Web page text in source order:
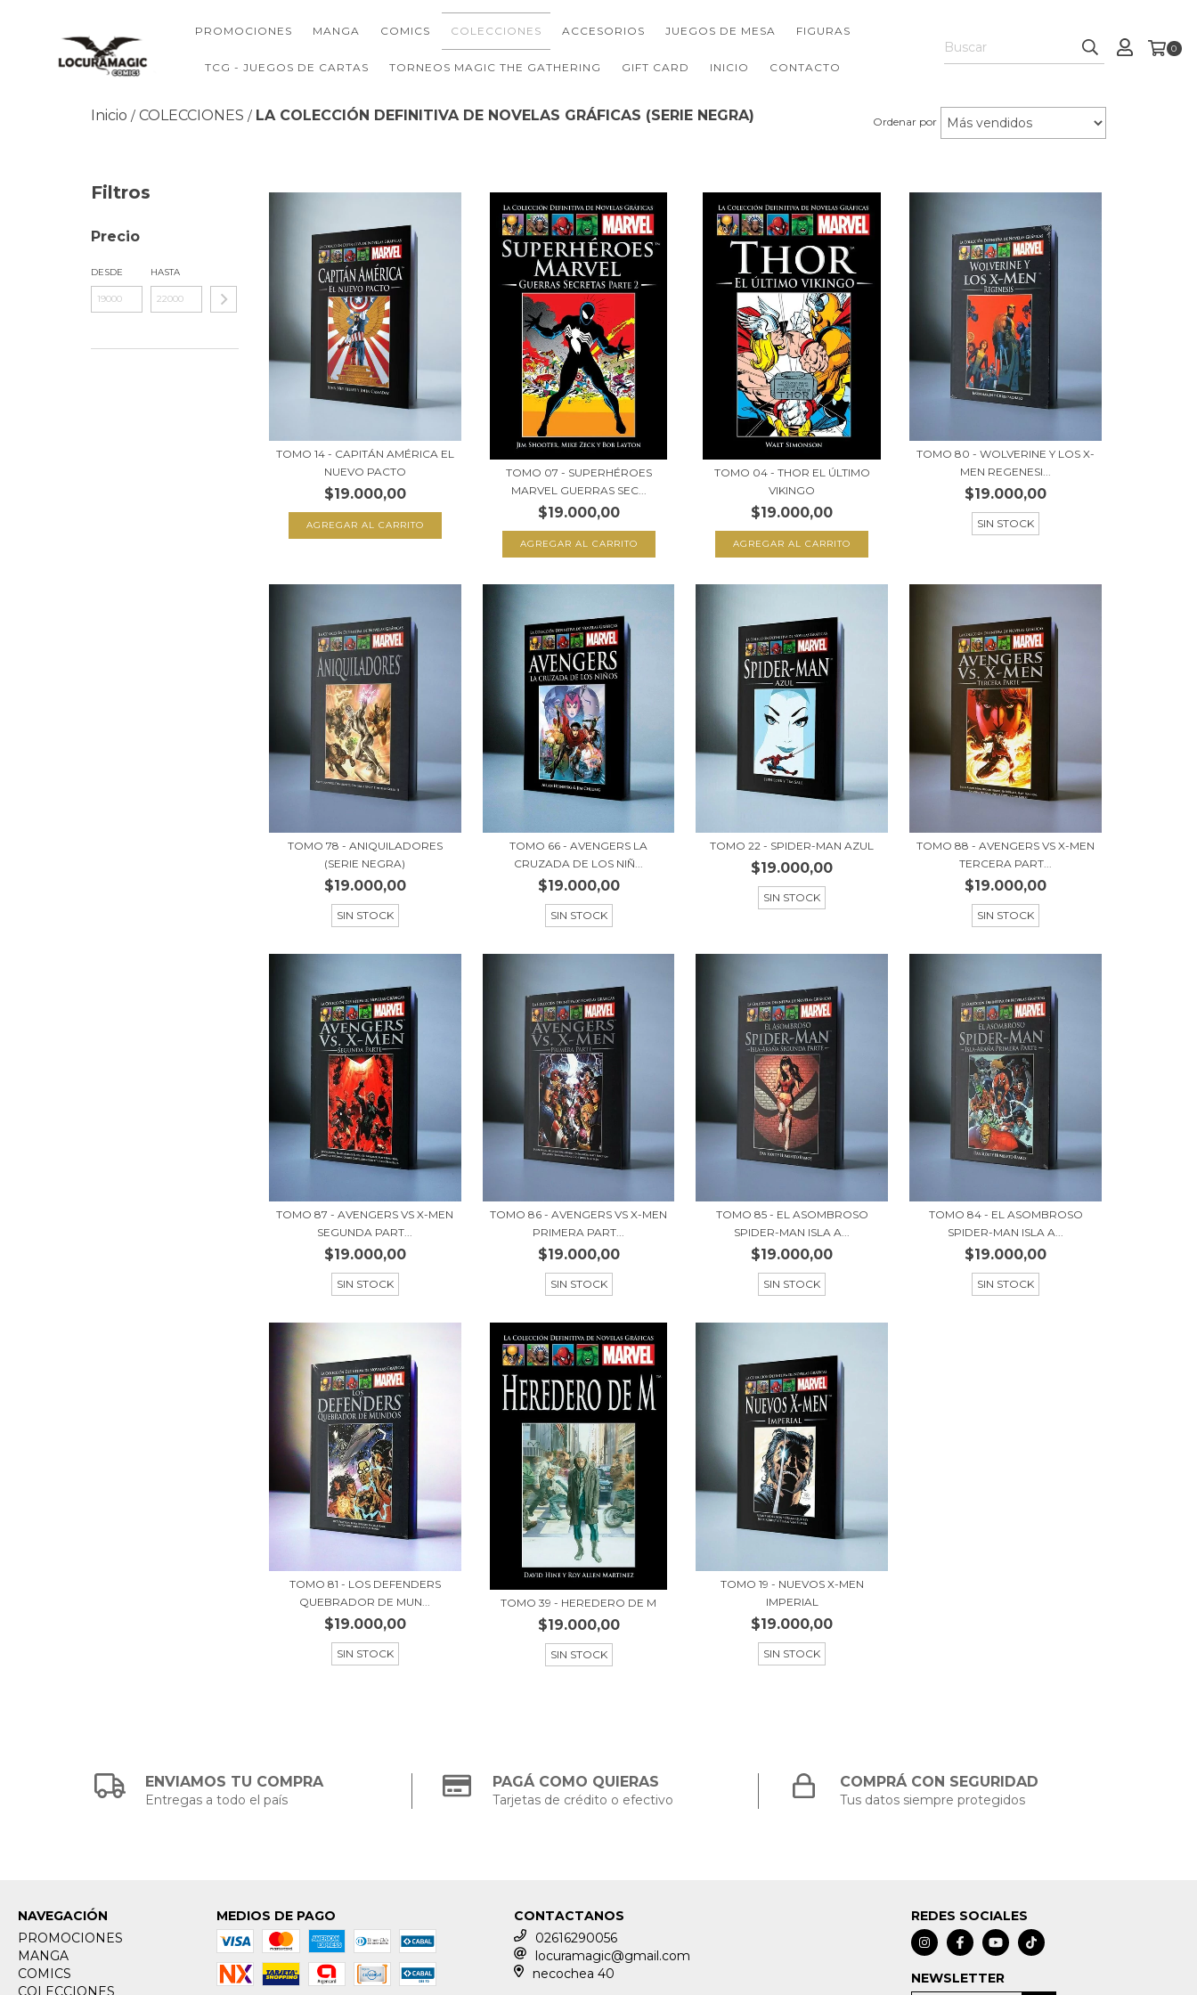
PROMOCIONES MANGA COMICS COLECCIONES ACCESORIOS JUEGOS DE MESA FIGURAS
TCG - JUEGOS DE CARTAS TORNEOS MAGIC THE GATHERING GIFT CARD INICIO CONTACTO
0
Inicio / COLECCIONES / LA COLECCIÓN DEFINITIVA DE NOVELAS GRÁFICAS (SERIE NEGRA) Ordenar por
Filtros
Precio
DESDE HASTA
TOMO 14 - CAPITÁN AMÉRICA EL
NUEVO PACTO
$19.000,00
TOMO 07 - SUPERHÉROES
MARVEL GUERRAS SEC...
$19.000,00
TOMO 04 - THOR EL ÚLTIMO
VIKINGO
$19.000,00
TOMO 80 - WOLVERINE Y LOS X-
MEN REGENESI...
$19.000,00
SIN STOCK
TOMO 78 - ANIQUILADORES
(SERIE NEGRA)
$19.000,00
SIN STOCK
TOMO 66 - AVENGERS LA
CRUZADA DE LOS NIÑ...
$19.000,00
SIN STOCK
TOMO 22 - SPIDER-MAN AZUL
$19.000,00
SIN STOCK
TOMO 88 - AVENGERS VS X-MEN
TERCERA PART...
$19.000,00
SIN STOCK
TOMO 87 - AVENGERS VS X-MEN
SEGUNDA PART...
$19.000,00
SIN STOCK
TOMO 86 - AVENGERS VS X-MEN
PRIMERA PART...
$19.000,00
SIN STOCK
TOMO 85 - EL ASOMBROSO
SPIDER-MAN ISLA A...
$19.000,00
SIN STOCK
TOMO 84 - EL ASOMBROSO
SPIDER-MAN ISLA A...
$19.000,00
SIN STOCK
TOMO 81 - LOS DEFENDERS
QUEBRADOR DE MUN...
$19.000,00
SIN STOCK
TOMO 39 - HEREDERO DE M
$19.000,00
SIN STOCK
TOMO 19 - NUEVOS X-MEN
IMPERIAL
$19.000,00
SIN STOCK
ENVIAMOS TU COMPRA
Entregas a todo el país
PAGÁ COMO QUIERAS
Tarjetas de crédito o efectivo
COMPRÁ CON SEGURIDAD
Tus datos siempre protegidos
NAVEGACIÓN
PROMOCIONES
MANGA
COMICS
MEDIOS DE PAGO
CONTACTANOS
02616290056
locuramagic@gmail.com
necochea 40
REDES SOCIALES
NEWSLETTER